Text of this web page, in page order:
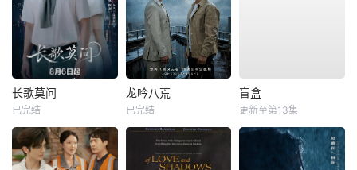
长歌莫问
已完结
龙吟八荒
已完结
盲盒
更新至第13集